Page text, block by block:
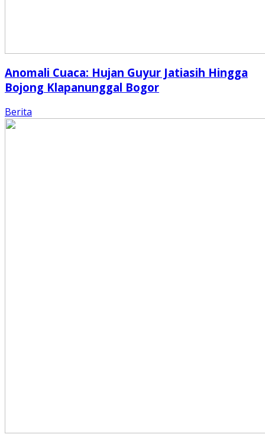
Anomali Cuaca: Hujan Guyur Jatiasih Hingga
Bojong Klapanunggal Bogor
Berita